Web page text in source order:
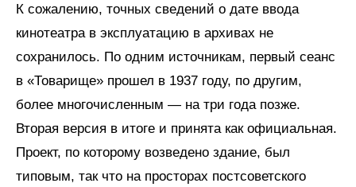
К сожалению, точных сведений о дате ввода
кинотеатра в эксплуатацию в архивах не
сохранилось. По одним источникам, первый сеанс
в «Товарище» прошел в 1937 году, по другим,
более многочисленным — на три года позже.
Вторая версия в итоге и принята как официальная.
Проект, по которому возведено здание, был
типовым, так что на просторах постсоветского